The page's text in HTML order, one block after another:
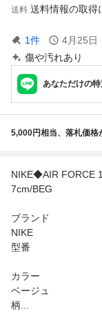
送料 送料情報の取得
1件 4月25日
傷や汚れあり
あなただけの
5,000円相当、落札価格
NIKE◆AIR FORCE
7cm/BEG
ブランド
NIKE
型番
カラー
ベージュ
柄...